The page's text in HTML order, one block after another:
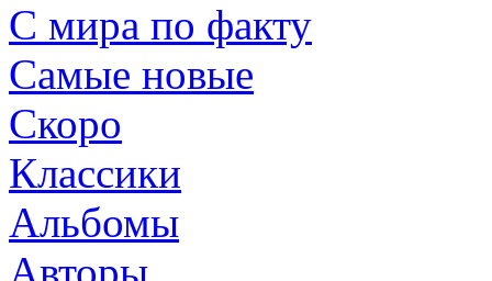
С мира по факту
Самые новые
Скоро
Классики
Альбомы